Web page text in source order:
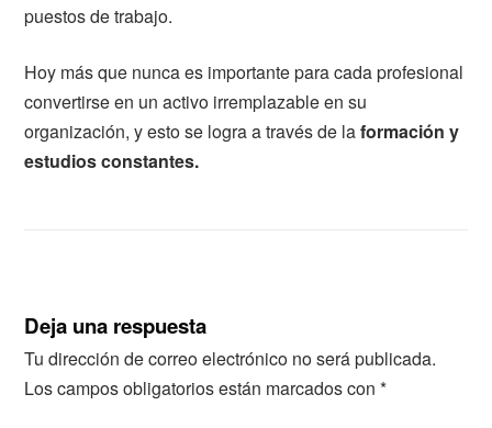
puestos de trabajo.
Hoy más que nunca es importante para cada profesional
convertirse en un activo irremplazable en su
organización, y esto se logra a través de laformación y
estudios constantes.
Deja una respuesta
Tu dirección de correo electrónico no será publicada.
Los campos obligatorios están marcados con*